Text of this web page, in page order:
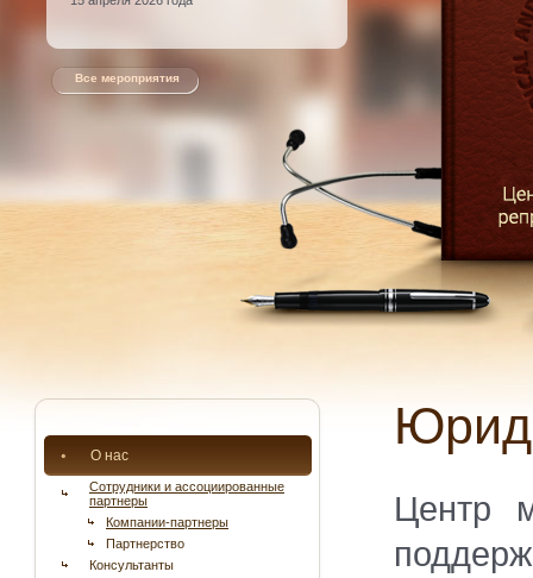
Все мероприятия
О нас
Сотрудники и ассоциированные
партнеры
Компании-партнеры
Партнерство
Консультанты
Центр